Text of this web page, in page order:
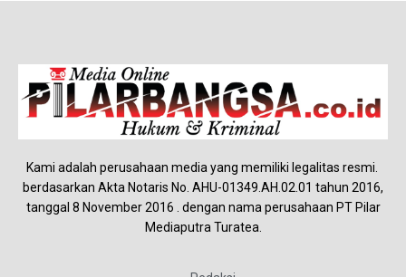
Kami adalah perusahaan media yang memiliki legalitas resmi.
berdasarkan Akta Notaris No. AHU-01349.AH.02.01 tahun 2016,
tanggal 8 November 2016 . dengan nama perusahaan PT Pilar
Mediaputra Turatea.